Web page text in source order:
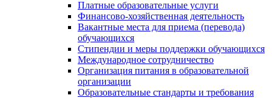
Платные образовательные услуги
Финансово-хозяйственная деятельность
Вакантные места для приема (перевода)
обучающихся
Стипендии и меры поддержки обучающихся
Международное сотрудничество
Организация питания в образовательной
организации
Образовательные стандарты и требования